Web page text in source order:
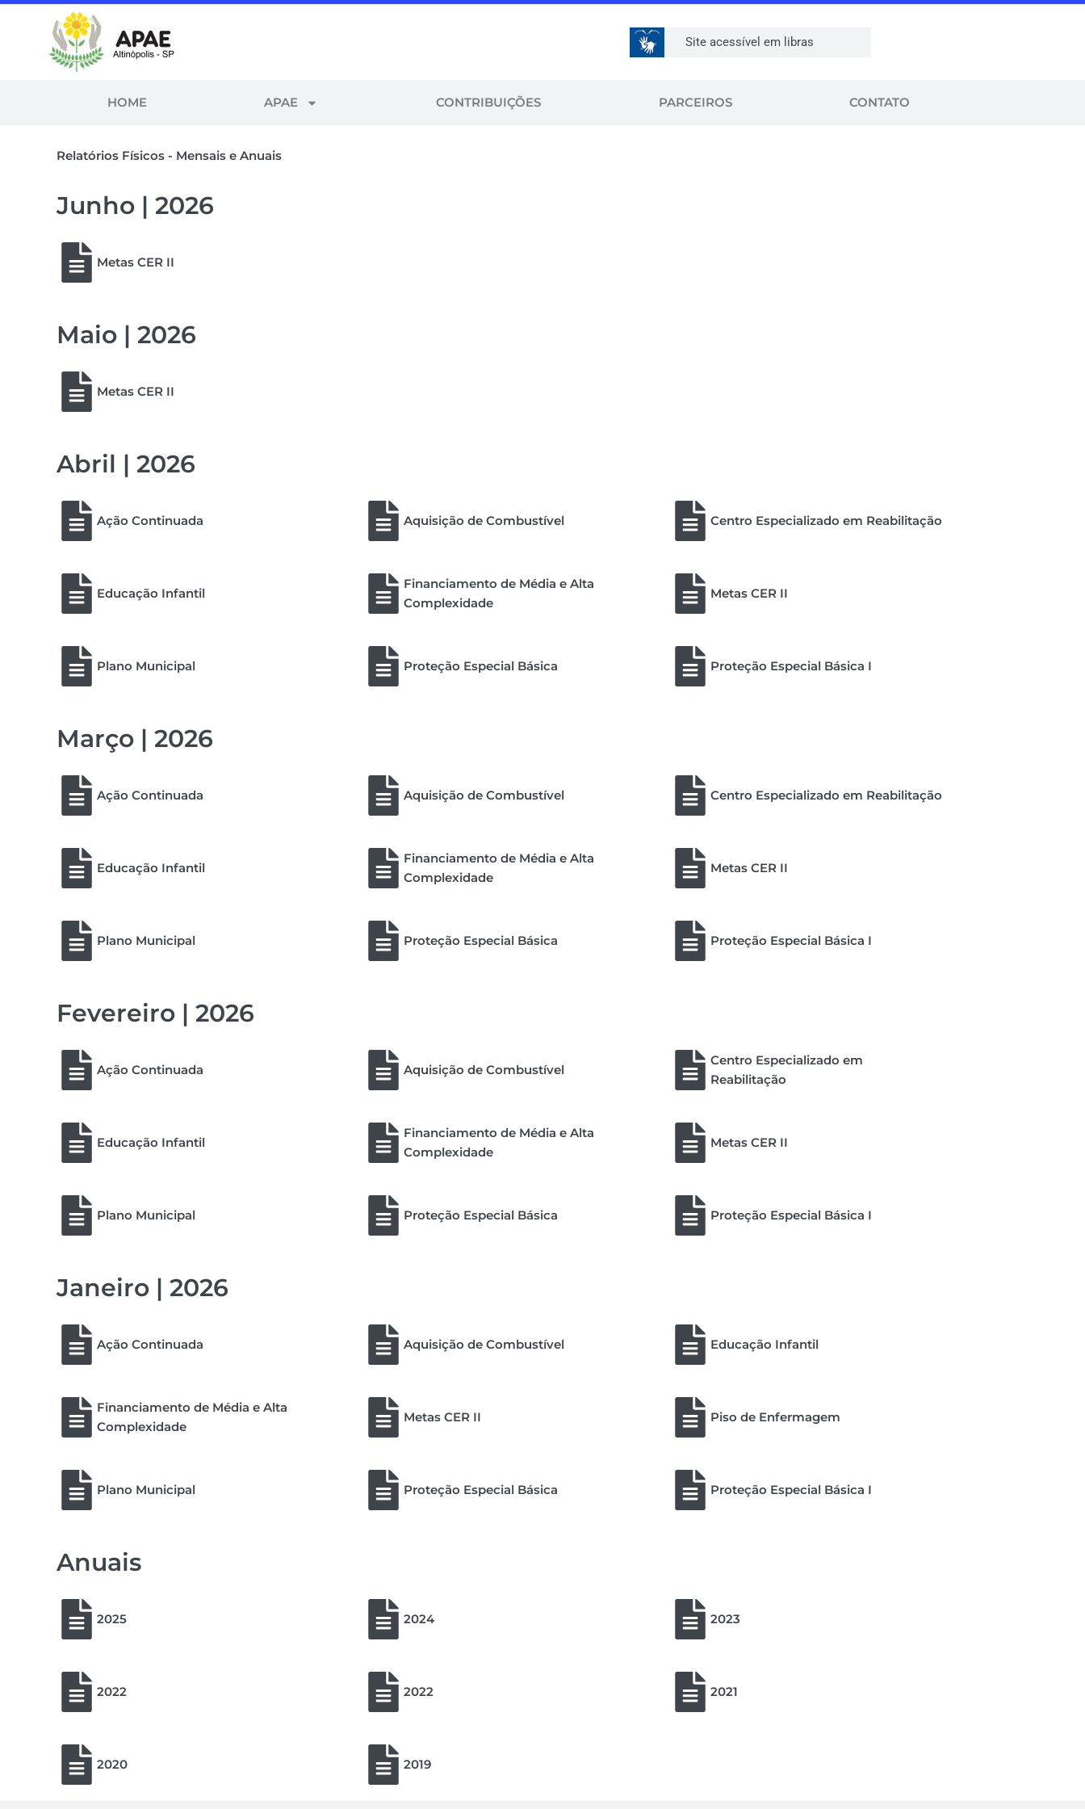
Site acessível em libras
HOME APAE CONTRIBUIÇÕES PARCEIROS CONTATO
Relatórios Físicos - Mensais e Anuais
Junho | 2026
Metas CER II
Maio | 2026
Metas CER II
Abril | 2026
Ação Continuada Aquisição de Combustível Centro Especializado em Reabilitação
Educação Infantil
Financiamento de Média e Alta
Complexidade
Metas CER II
Plano Municipal Proteção Especial Básica Proteção Especial Básica I
Março | 2026
Ação Continuada Aquisição de Combustível Centro Especializado em Reabilitação
Educação Infantil
Financiamento de Média e Alta
Complexidade
Metas CER II
Plano Municipal Proteção Especial Básica Proteção Especial Básica I
Fevereiro | 2026
Ação Continuada Aquisição de Combustível
Centro Especializado em
Reabilitação
Educação Infantil
Financiamento de Média e Alta
Complexidade
Metas CER II
Plano Municipal Proteção Especial Básica Proteção Especial Básica I
Janeiro | 2026
Ação Continuada Aquisição de Combustível Educação Infantil
Financiamento de Média e Alta
Complexidade
Metas CER II Piso de Enfermagem
Plano Municipal Proteção Especial Básica Proteção Especial Básica I
Anuais
2025 2024 2023
2022 2022 2021
2020 2019